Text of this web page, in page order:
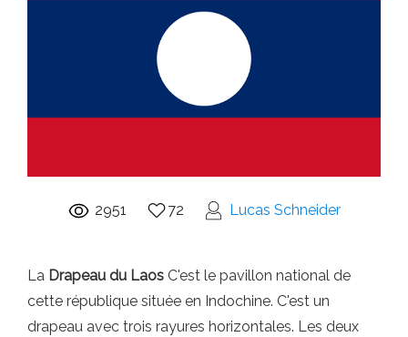
2951 72 Lucas Schneider
La Drapeau du Laos C'est le pavillon national de
cette république située en Indochine. C'est un
drapeau avec trois rayures horizontales. Les deux